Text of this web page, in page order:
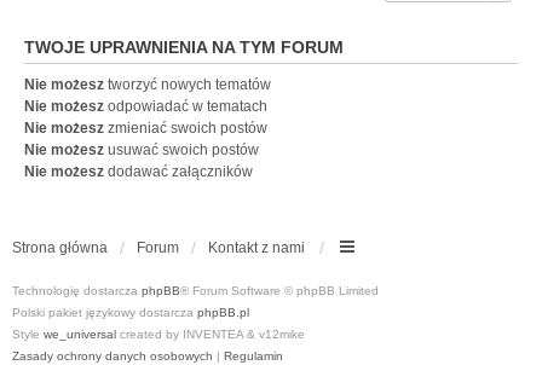
TWOJE UPRAWNIENIA NA TYM FORUM
Nie możesz tworzyć nowych tematów
Nie możesz odpowiadać w tematach
Nie możesz zmieniać swoich postów
Nie możesz usuwać swoich postów
Nie możesz dodawać załączników
Strona główna Forum Kontakt z nami
Technologię dostarcza phpBB® Forum Software © phpBB Limited
Polski pakiet językowy dostarcza phpBB.pl
Style we_universal created by INVENTEA & v12mike
Zasady ochrony danych osobowych | Regulamin